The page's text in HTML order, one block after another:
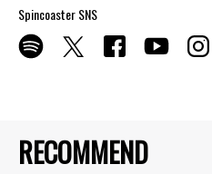
RECOMMEND
Spincoaster SNS